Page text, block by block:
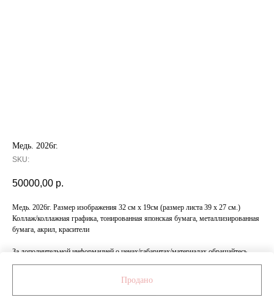
Медь. 2026г.
SKU:
50000,00 р.
Медь. 2026г. Размер изображения 32 см х 19см (размер листа 39 х 27 см.)
Коллаж/коллажная графика, тонированная японская бумага, металлизированная
бумага, акрил, красители
За дополнительной информацией о ценах/габаритах/материалах обращайтесь
к менеджеру по номеру: +7 999 472 84 11